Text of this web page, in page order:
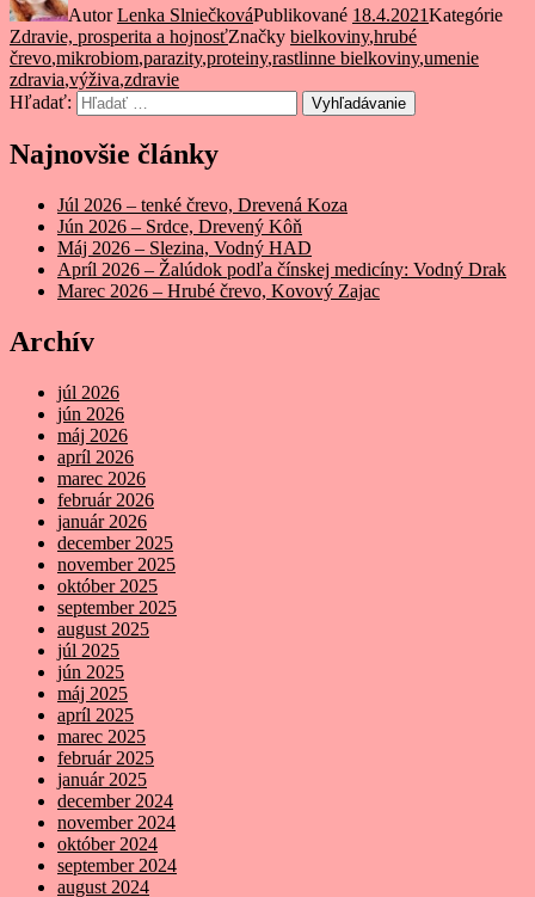
AutorLenka SlniečkováPublikované 18.4.2021Kategórie
Zdravie, prosperita a hojnosťZnačky bielkoviny,hrubé
črevo,mikrobiom,parazity,proteiny,rastlinne bielkoviny,umenie
zdravia,výživa,zdravie
Hľadať:
Vyhľadávanie
Najnovšie články
Júl 2026 – tenké črevo, Drevená Koza
Jún 2026 – Srdce, Drevený Kôň
Máj 2026 – Slezina, Vodný HAD
Apríl 2026 – Žalúdok podľa čínskej medicíny: Vodný Drak
Marec 2026 – Hrubé črevo, Kovový Zajac
Archív
júl 2026
jún 2026
máj 2026
apríl 2026
marec 2026
február 2026
január 2026
december 2025
november 2025
október 2025
september 2025
august 2025
júl 2025
jún 2025
máj 2025
apríl 2025
marec 2025
február 2025
január 2025
december 2024
november 2024
október 2024
september 2024
august 2024